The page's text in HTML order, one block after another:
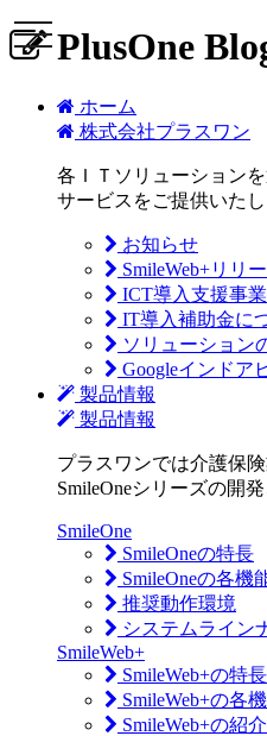
PlusOne
ホーム
株式会社プラスワン
各ＩＴソリューション
サービスをご提供いたし
お知らせ
SmileWeb+リリ
ICT導入支援事
IT導入補助金に
ソリューション
Googleインドア
製品情報
製品情報
プラスワンでは介護保
SmileOneシリーズの開
SmileOne
SmileOneの特長
SmileOneの各機
推奨動作環境
システムライン
SmileWeb+
SmileWeb+の特長
SmileWeb+の各
SmileWeb+の紹